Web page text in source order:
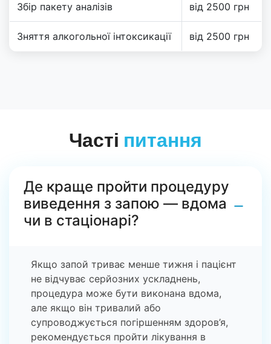
Збір пакету аналізів від 2500 грн
Зняття алкогольної інтоксикації від 2500 грн
Часті питання
Де краще пройти процедуру
виведення з запою — вдома
чи в стаціонарі?
−
Якщо запой триває менше тижня і пацієнт
не відчуває серйозних ускладнень,
процедура може бути виконана вдома,
але якщо він тривалий або
супроводжується погіршенням здоров’я,
рекомендується пройти лікування в